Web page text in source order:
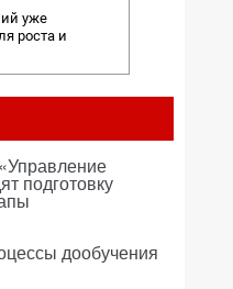
уже
роста и
подготовку
дообучения